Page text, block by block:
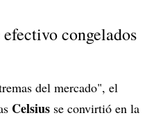
congelados
del mercado", el
Celsius se convirtió en la